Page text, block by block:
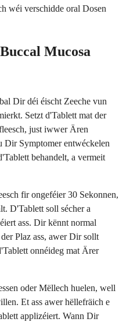
wéi verschidde oral Dosen
Mucosa
Dir déi éischt Zeeche vun
Setzt d'Tablett mat der
just iwwer Ären
Dir Symptomer entwéckelen
behandelt, a vermeit
fir ongeféier 30 Sekonnen,
D'Tablett soll sécher a
ass. Dir kënnt normal
Plaz ass, awer Dir sollt
onnéideg mat Ärer
oder Mëllech huelen, well
Et ass awer hëllefräich e
applizéiert. Wann Dir